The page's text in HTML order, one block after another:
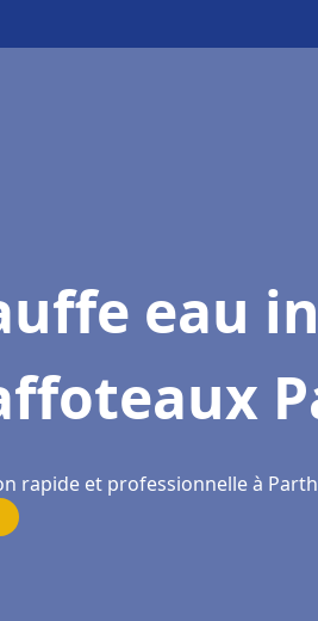
eau
rapide et professionnelle à